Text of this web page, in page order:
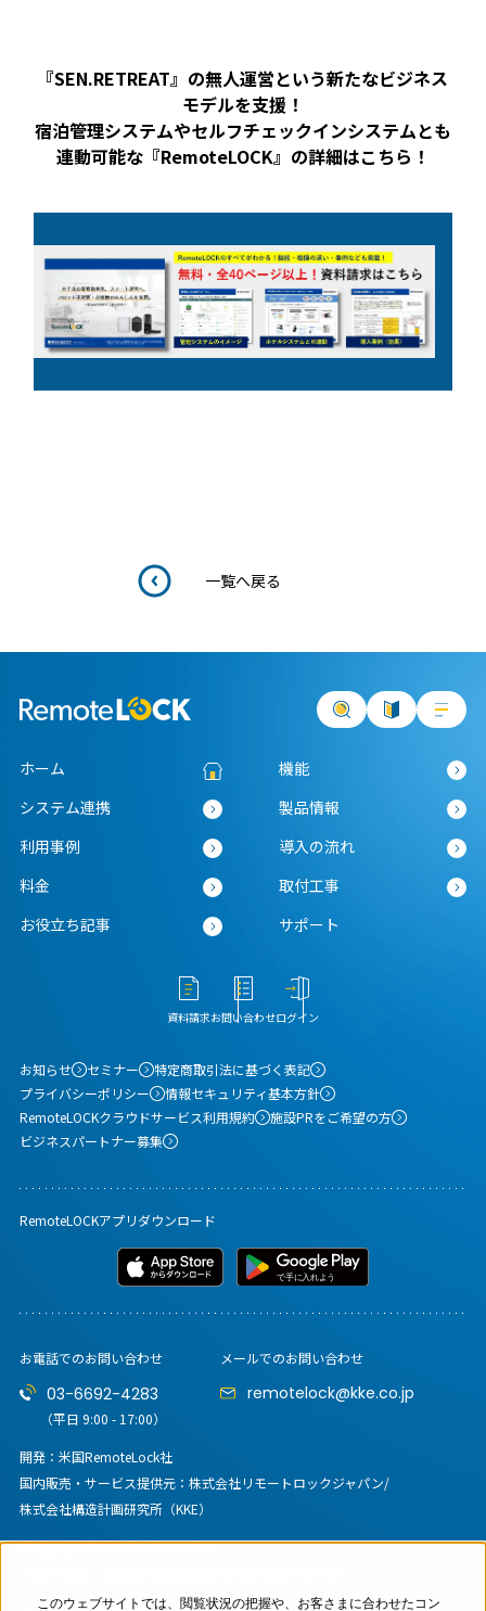
このウェブサイトでは、閲覧状況の把握や、お客さまに合わせたコン
『SEN.RETREAT』の無人運営という新たなビジネス
モデルを支援！
宿泊管理システムやセルフチェックインシステムとも
連動可能な『RemoteLOCK』の詳細はこちら！
一覧へ戻る
お電話でのお問い合わせ
03-6692-4283
（平日 9:00 - 17:00）
メールでのお問い合わせ
remotelock@kke.co.jp
開発：米国RemoteLock社
国内販売・サービス提供元： 株式会社リモートロックジャパン/
株式会社構造計画研究所（KKE）
株式会社リモートロックジャパン
ホーム
機能
システム連携
製品情報
利用事例
導入の流れ
料金
取付工事
お役立ち記事
サポート
資料請求お問い合わせログイン
お知らせ セミナー
特定商取引法に基づく表記
プライバシーポリシー
情報セキュリティ基本方針
RemoteLOCKクラウドサービス利用規約
施設PRをご希望の方
ビジネスパートナー募集
RemoteLOCKアプリダウンロード